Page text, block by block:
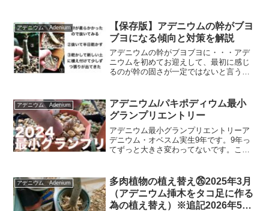
（写真上）。２本目は、枝数の多い株
（写真下）。ア...
アデニウム Adenium
【保存版】アデニウムの幹がブヨ
ブヨになる傾向と対策を解説
アデニウムの幹がブヨブヨに・・・アデ
ニウムを初めてお迎えして、最初に感じ
るのが幹の固さが一定ではないと言うこ
根部分の柔らかさが挙げられると思いま
す。ただ今回は「やけにブ...
アデニウム Adenium
アデニウム/パキポディウム最小
グランプリエントリー
アデニウム最小グランプリエントリーア
デニウム・オベスム実生9年です。9年っ
てずっと大きさ変わってないです。こち
うには感じません。何ならちょっとこの
時の方が大きような・...
アデニウム Adenium
多肉植物の植え替え㉖2025年3月
（アデニウム挿木をタコ足に作る
為の植え替え）※追記2026年5月